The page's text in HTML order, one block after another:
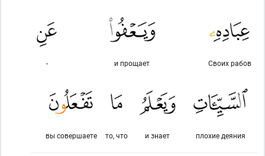
Своих рабов
и прощает
-
плохие деяния
и знает
то, что
вы совершаете